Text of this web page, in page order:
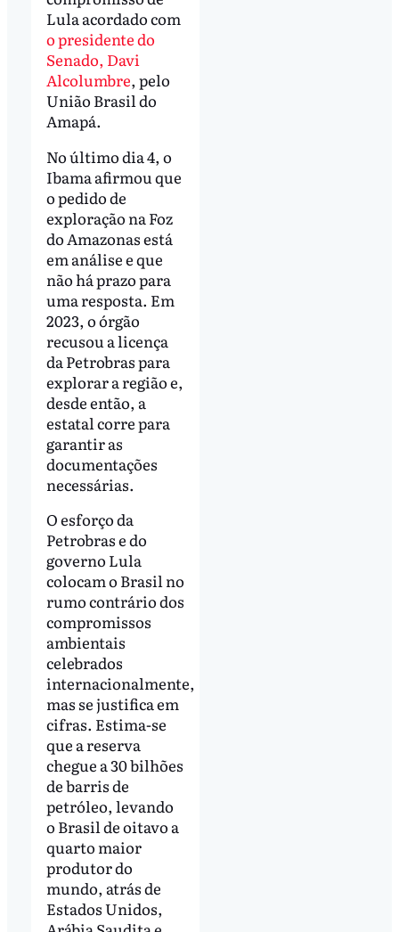
Lula acordado com
o presidente do
Senado, Davi
Alcolumbre, pelo
União Brasil do
Amapá.
No último dia 4, o
Ibama afirmou que
o pedido de
exploração na Foz
do Amazonas está
em análise e que
não há prazo para
uma resposta. Em
2023, o órgão
recusou a licença
da Petrobras para
explorar a região e,
desde então, a
estatal corre para
garantir as
documentações
necessárias.
O esforço da
Petrobras e do
governo Lula
colocam o Brasil no
rumo contrário dos
compromissos
ambientais
celebrados
internacionalmente,
mas se justifica em
cifras. Estima-se
que a reserva
chegue a 30 bilhões
de barris de
petróleo, levando
o Brasil de oitavo a
quarto maior
produtor do
mundo, atrás de
Estados Unidos,